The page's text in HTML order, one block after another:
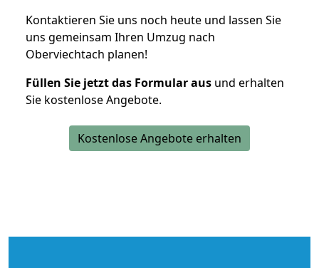
Kontaktieren Sie uns noch heute und lassen Sie
uns gemeinsam Ihren Umzug nach
Oberviechtach planen!
Füllen Sie jetzt das Formular aus und erhalten
Sie kostenlose Angebote.
Kostenlose Angebote erhalten